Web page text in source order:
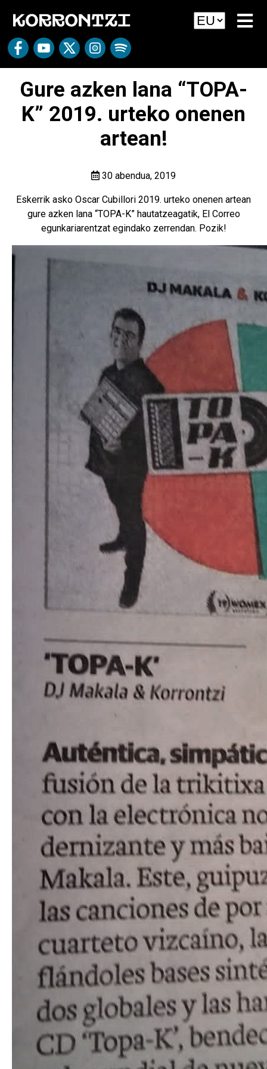
Gure azken lana “TOPA-
K” 2019. urteko onenen
artean!
30 abendua, 2019
Eskerrik asko Oscar Cubillori 2019. urteko onenen artean
gure azken lana “TOPA-K” hautatzeagatik, El Correo
egunkariarentzat egindako zerrendan. Pozik!